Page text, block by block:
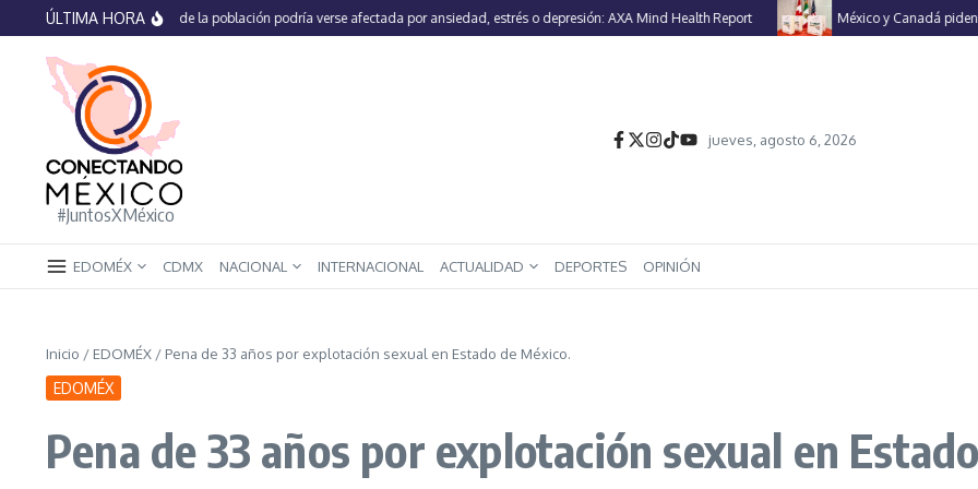
Saltar al contenido
ÚLTIMA HORA
En México 66% de la población podría verse afectada por ansiedad, estrés o depresión: AXA Mind Health Report México y Canadá piden a EU
#JuntosXMéxico
jueves, agosto 6, 2026
EDOMÉX CDMX NACIONAL INTERNACIONAL ACTUALIDAD DEPORTES OPINIÓN
Inicio / EDOMÉX / Pena de 33 años por explotación sexual en Estado de México.
EDOMÉX
Pena de 33 años por explotación sexual en